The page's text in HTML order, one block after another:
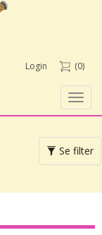
Login (0)
Toggle
navigation
Se filter